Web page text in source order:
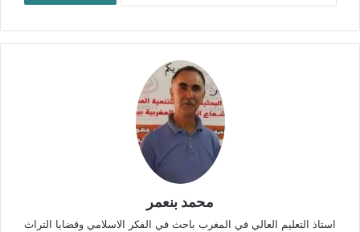
محمد بنعمر
استاذ التعليم العالي في المغرب باحث في الفكر الاسلامي وقضايا التراث